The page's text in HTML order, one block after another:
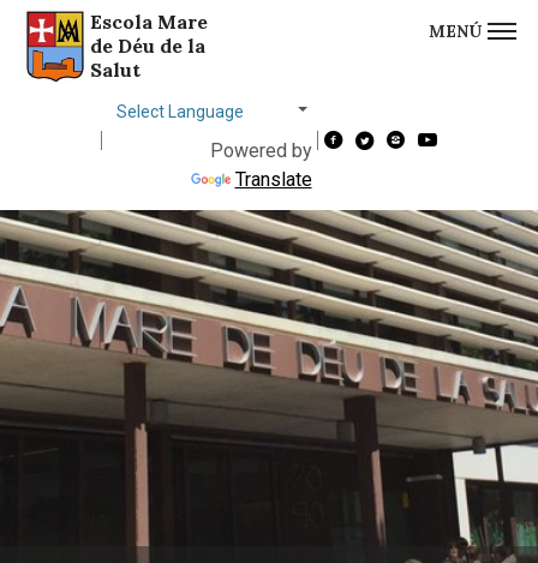
Saltar al contingut
Saltar a la navegació
Informació de contacte MENÚ
Escola Mare
de Déu de la
Salut
language
Powered by
Translate